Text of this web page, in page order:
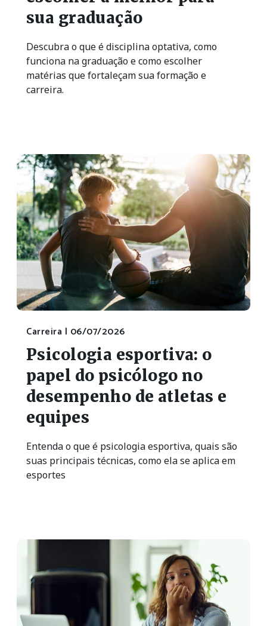
sua graduação
Descubra o que é disciplina optativa, como
funciona na graduação e como escolher
matérias que fortaleçam sua formação e
carreira.
Carreira | 06/07/2026
Psicologia esportiva: o
papel do psicólogo no
desempenho de atletas e
equipes
Entenda o que é psicologia esportiva, quais são
suas principais técnicas, como ela se aplica em
esportes